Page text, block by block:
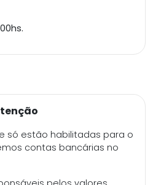
só estão habilitadas para o
contas bancárias no